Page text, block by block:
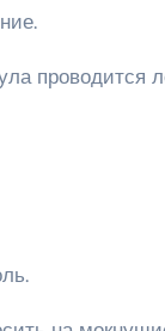
проводится